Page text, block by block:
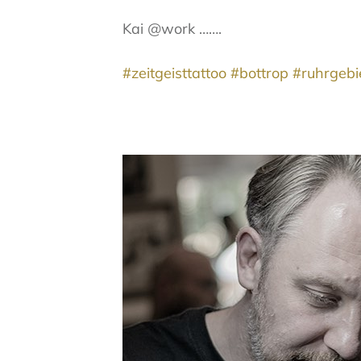
Kai @work …….
#zeitgeisttattoo #bottrop